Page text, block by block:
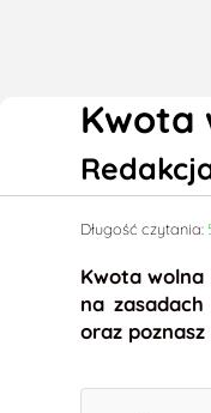
Kwota
Długość czytania:
Kwota wolna
na
oraz